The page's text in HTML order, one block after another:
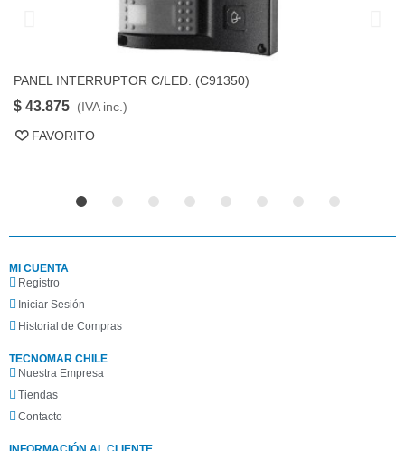
FAVORITO
PANEL INTERRUPTOR C/LED. (C91350)
$ 43.875 (IVA inc.)
FAVORITO
MI CUENTA
Registro
Iniciar Sesión
Historial de Compras
TECNOMAR CHILE
Nuestra Empresa
Tiendas
Contacto